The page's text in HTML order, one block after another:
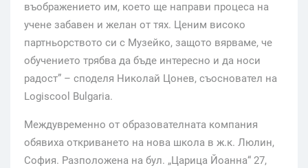
въображението им, което ще направи процеса на
учене забавен и желан от тях. Ценим високо
партньорството си с Музейко, защото вярваме, че
обучението трябва да бъде интересно и да носи
радост” – споделя Николай Цонев, съосновател на
Logiscool Bulgaria.
Междувременно от образователната компания
обявиха откриването на нова школа в ж.к. Люлин,
София. Разположена на бул. „Царица Йоанна“ 27,